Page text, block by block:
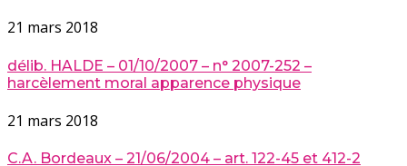
21 mars 2018
délib. HALDE – 01/10/2007 – n° 2007-252 –
harcèlement moral apparence physique
21 mars 2018
C.A. Bordeaux – 21/06/2004 – art. 122-45 et 412-2